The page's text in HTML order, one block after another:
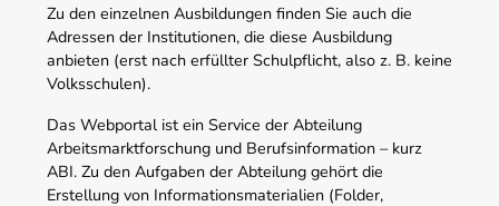
Zu den einzelnen Ausbildungen finden Sie auch die
Adressen der Institutionen, die diese Ausbildung
anbieten (erst nach erfüllter Schulpflicht, also z. B. keine
Volksschulen).
Das Webportal ist ein Service der Abteilung
Arbeitsmarktforschung und Berufsinformation – kurz
ABI. Zu den Aufgaben der Abteilung gehört die
Erstellung von Informationsmaterialien (Folder,